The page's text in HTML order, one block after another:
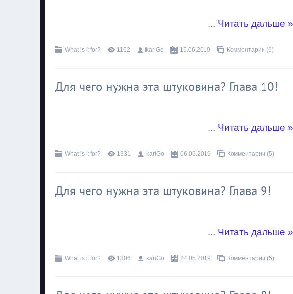
... Читать дальше »
What is it for? 1162 IkariGo 15.06.2019 Комментарии (6)
Для чего нужна эта штуковина? Глава 10!
... Читать дальше »
What is it for? 1331 IkariGo 06.06.2019 Комментарии (5)
Для чего нужна эта штуковина? Глава 9!
... Читать дальше »
What is it for? 1306 IkariGo 24.05.2019 Комментарии (5)